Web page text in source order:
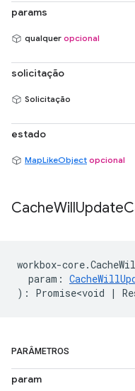
params
qualquer opcional
solicitação
Solicitação
estado
MapLikeObject opcional
CacheWillUpdate
workbox-core.
param :
) : Promise<void |
PARÂMETROS
param